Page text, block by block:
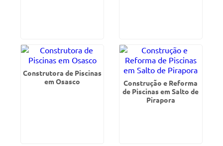
Construtora de Piscinas
em Osasco
Construção e Reforma
de Piscinas em Salto de
Pirapora